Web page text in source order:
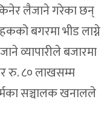
लैजाने गरेका छन्
बगरमा भीड लाग्ने
व्यापारीले बजारमा
रु. ८० लाखसम्म
सञ्चालक खनालले